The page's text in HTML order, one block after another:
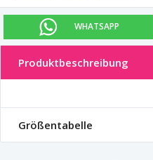
WHATSAPP
Produktbeschreibung
Größentabelle